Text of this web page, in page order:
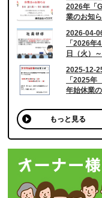
もっと見る